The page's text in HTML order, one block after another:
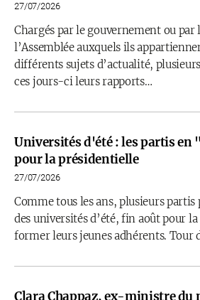
27/07/2026
Chargés par le gouvernement ou par
l’Assemblée auxquels ils
différents sujets d’actualité,
ces jours-ci leurs rapports…
Universités d'été : les partis
pour la présidentielle
27/07/2026
Comme tous les ans, plusieurs
des universités d’été, fin août pour
former leurs jeunes adhérents. Tour
Clara Chappaz, ex-ministre du